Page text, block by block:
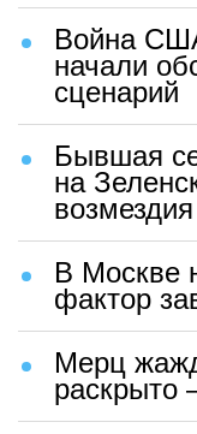
Война
начали
сценарий
Бывшая
на
В Москве
фактор
Мерц
раскрыто